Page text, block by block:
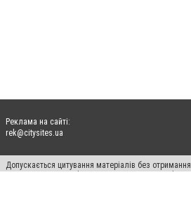
Реклама на сайті:
rek@citysites.ua
Допускається цитування матеріалів без
пошукових систем гіперпосилання на цитовані